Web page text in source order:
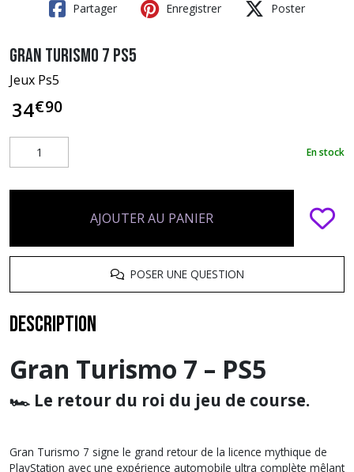
Partager Enregistrer Poster
Gran Turismo 7 PS5
Jeux Ps5
34€90
En stock
AJOUTER AU PANIER
POSER UNE QUESTION
Description
Gran Turismo 7 – PS5
🏎️ Le retour du roi du jeu de course.
Gran Turismo 7 signe le grand retour de la licence mythique de
PlayStation avec une expérience automobile ultra complète mêlant